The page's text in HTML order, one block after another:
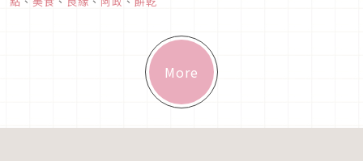
非常獨特的餅乾呢。【「Mary」×「良緣地島根」第2...
More